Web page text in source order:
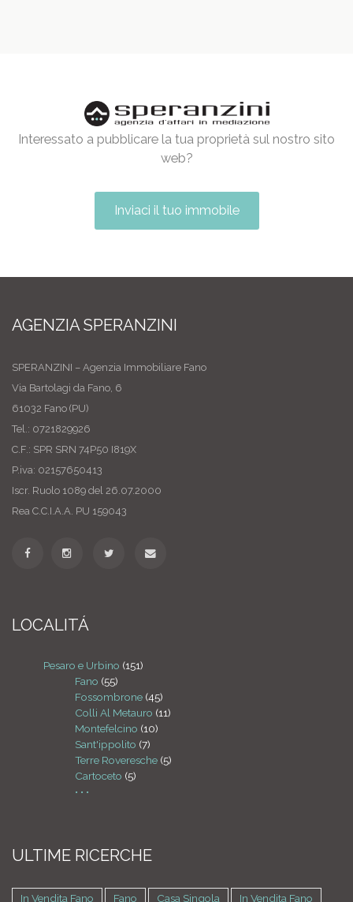
Interessato a pubblicare la tua proprietà sul nostro sito
web?
Inviaci il tuo immobile
AGENZIA SPERANZINI
SPERANZINI – Agenzia Immobiliare Fano
Via Bartolagi da Fano, 6
61032 Fano (PU)
Tel.: 0721829926
C.F.: SPR SRN 74P50 I819X
P.iva: 02157650413
Iscr. Ruolo 1089 del 26.07.2000
Rea C.C.I.A.A. PU 159043
LOCALITÁ
Pesaro e Urbino (151)
Fano (55)
Fossombrone (45)
Colli Al Metauro (11)
Montefelcino (10)
Sant'ippolito (7)
Terre Roveresche (5)
Cartoceto (5)
• • •
ULTIME RICERCHE
In Vendita Fano Fano Casa Singola In Vendita Fano